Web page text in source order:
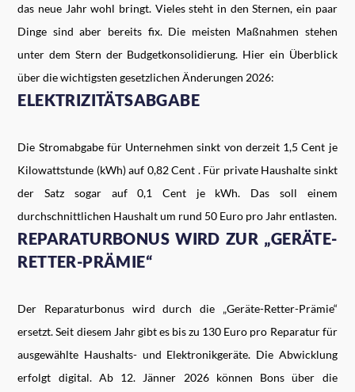
das neue Jahr wohl bringt. Vieles steht in den Sternen, ein paar
Dinge sind aber bereits fix. Die meisten Maßnahmen stehen
unter dem Stern der Budgetkonsolidierung. Hier ein Überblick
über die wichtigsten gesetzlichen Änderungen 2026:
ELEKTRIZITÄTSABGABE
Die Stromabgabe für Unternehmen sinkt von derzeit 1,5 Cent je
Kilowattstunde (kWh) auf 0,82 Cent . Für private Haushalte sinkt
der Satz sogar auf 0,1 Cent je kWh. Das soll einem
durchschnittlichen Haushalt um rund 50 Euro pro Jahr entlasten.
REPARATURBONUS WIRD ZUR „GERÄTE-
RETTER-PRÄMIE“
Der Reparaturbonus wird durch die „Geräte-Retter-Prämie“
ersetzt. Seit diesem Jahr gibt es bis zu 130 Euro pro Reparatur für
ausgewählte Haushalts- und Elektronikgeräte. Die Abwicklung
erfolgt digital. Ab 12. Jänner 2026 können Bons über die